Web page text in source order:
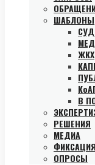
ШАБЛОНЫ
ЖКХ
В
РЕШЕНИЯ
МЕДИА
ОПРОСЫ